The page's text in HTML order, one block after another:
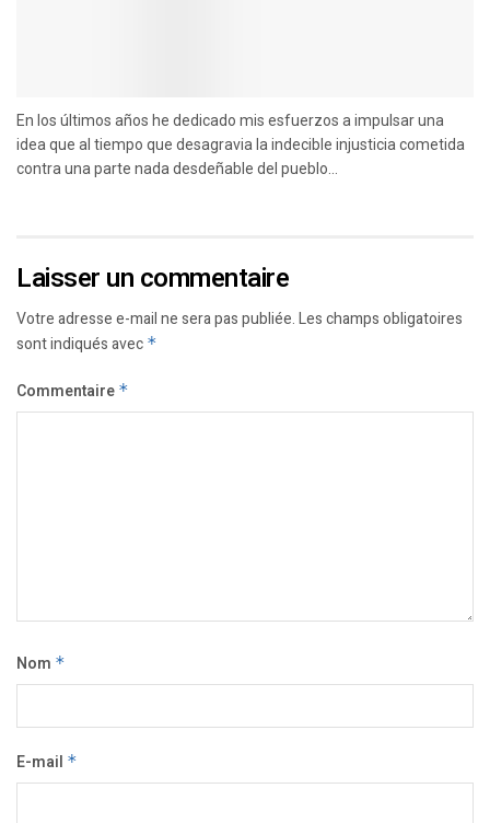
En los últimos años he dedicado mis esfuerzos a impulsar una
idea que al tiempo que desagravia la indecible injusticia cometida
contra una parte nada desdeñable del pueblo...
Laisser un commentaire
Votre adresse e-mail ne sera pas publiée.Les champs obligatoires
sont indiqués avec *
Commentaire *
Nom *
E-mail *